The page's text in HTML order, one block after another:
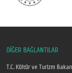
DİĞER BAĞLANTILAR
T.C. Kültür ve Turizm